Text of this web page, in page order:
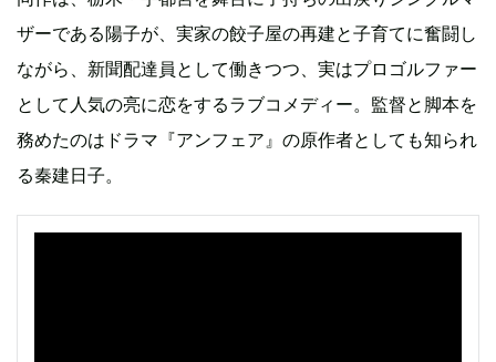
ザーである陽子が、実家の餃子屋の再建と子育てに奮闘し
ながら、新聞配達員として働きつつ、実はプロゴルファー
として人気の亮に恋をするラブコメディー。監督と脚本を
務めたのはドラマ『アンフェア』の原作者としても知られ
る秦建日子。